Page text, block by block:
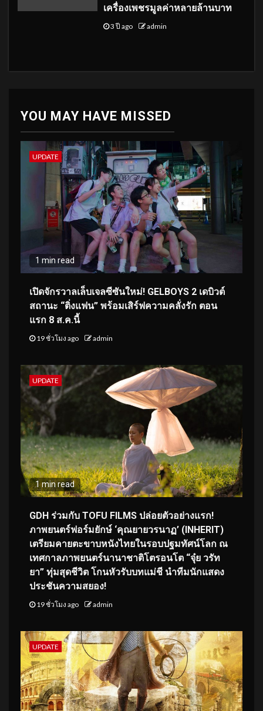
เครื่องเพชรมูลค่าหลายล้านบาท
3 ปี ago admin
YOU MAY HAVE MISSED
UPDATE
1 min read
เปิดจักรวาลเล็บเจลซีซันใหม่! GELBOYS 2 เดบิวต์
สถานะ “ติ่งแฟน” พร้อมเสิร์ฟความคลั่งรัก ตอน
แรก 8 ส.ค.นี้
19 ชั่วโมง ago admin
UPDATE
1 min read
GDH ร่วมกับ TOFU FILMS ปล่อยตัวอย่างแรก!
ภาพยนตร์ฟอร์มยักษ์ ‘คุณยายวรนาฏ’ (INHERIT)
เตรียมคายตะขาบหนังไทยในรอบปฐมทัศน์โลก ณ
เทศกาลภาพยนตร์นานาชาติโตรอนโต “จุ๋ย วรัท
ยา” ทุ่มสุดชีวิต โกนหัวรับบทแม่ชี นำทีมนักแสดง
ประชันความสยอง!
19 ชั่วโมง ago admin
UPDATE